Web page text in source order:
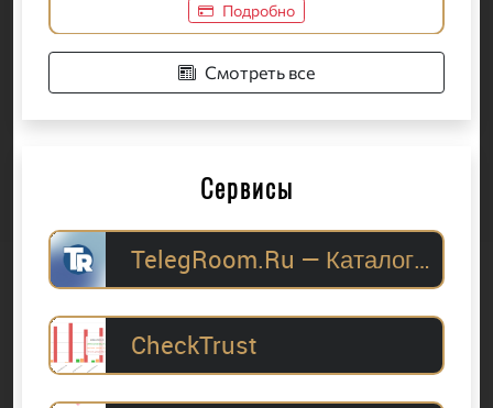
Подробно
Смотреть все
Сервисы
TelegRoom.Ru — Каталог Telegram-каналов для
CheckTrust